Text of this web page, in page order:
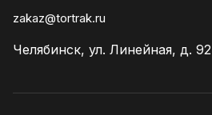
zakaz@tortrak.ru
Челябинск, ул. Линейная, д. 92